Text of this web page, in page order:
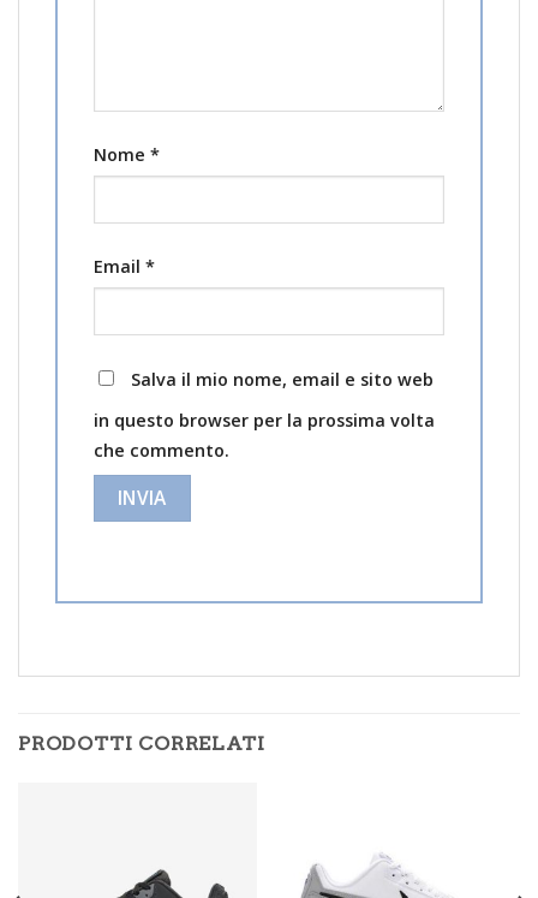
Nome *
Email *
Salva il mio nome, email e sito web
in questo browser per la prossima volta
che commento.
PRODOTTI CORRELATI